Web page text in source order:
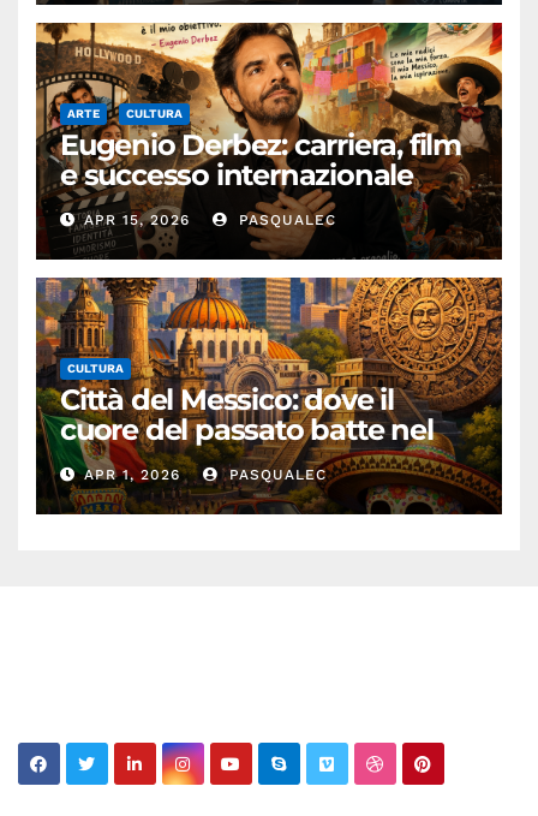
ARTE CULTURA
Eugenio Derbez: carriera, film
e successo internazionale
dell’attore messicano
APR 15, 2026 PASQUALEC
CULTURA
Città del Messico: dove il
cuore del passato batte nel
presente
APR 1, 2026 PASQUALEC